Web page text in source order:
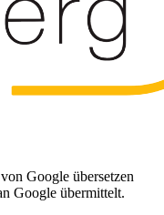
Google übersetzen
Google übermittelt.